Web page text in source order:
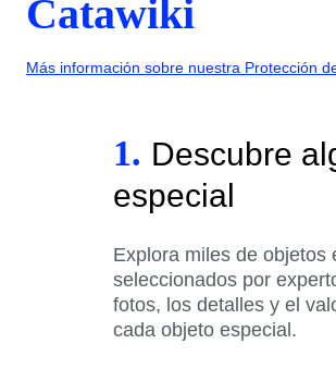
Catawiki
Más información sobre nuestra Protección
1. Descubre
especial
Explora miles de objetos
seleccionados por
fotos, los detalles y el
cada objeto especial.